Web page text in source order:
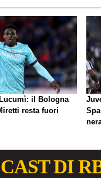
il Bologna
resta fuori
DI